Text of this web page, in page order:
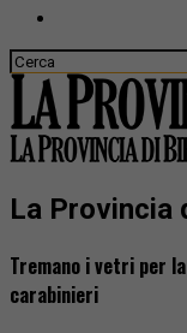
La Provincia
Tremano i vetri per
carabinieri